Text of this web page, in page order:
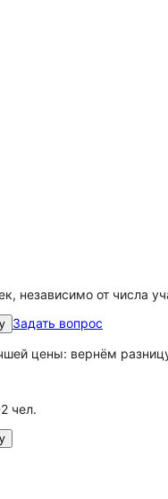
независимо от числа
Задать вопрос
цены: вернём
чел.